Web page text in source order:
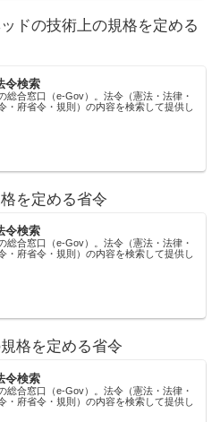
ドの技術上の規格を定める
令検索
総合窓口（e-Gov）。法令（憲法・法律・
・府省令・規則）の内容を検索して提供し
を定める省令
令検索
総合窓口（e-Gov）。法令（憲法・法律・
・府省令・規則）の内容を検索して提供し
格を定める省令
令検索
総合窓口（e-Gov）。法令（憲法・法律・
・府省令・規則）の内容を検索して提供し